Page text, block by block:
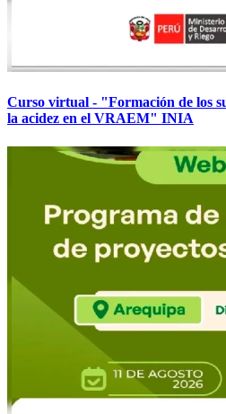
Curso virtual - "Formación de los
la acidez en el VRAEM" INIA